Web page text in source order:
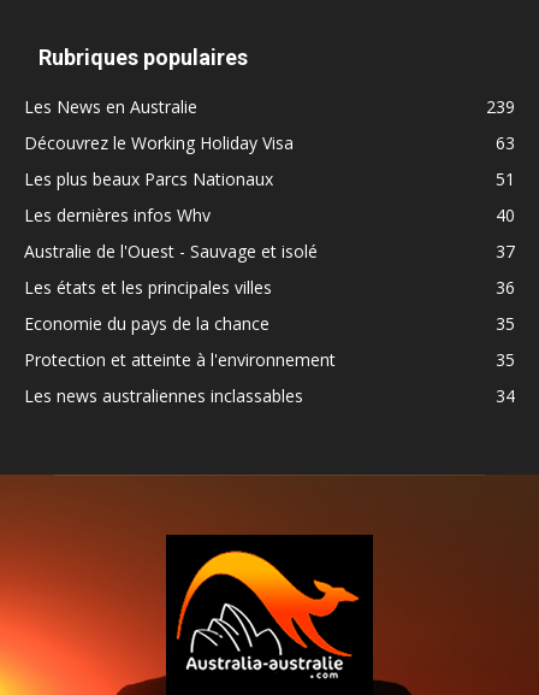
Rubriques populaires
Les News en Australie
239
Découvrez le Working Holiday Visa
63
Les plus beaux Parcs Nationaux
51
Les dernières infos Whv
40
Australie de l'Ouest - Sauvage et isolé
37
Les états et les principales villes
36
Economie du pays de la chance
35
Protection et atteinte à l'environnement
35
Les news australiennes inclassables
34